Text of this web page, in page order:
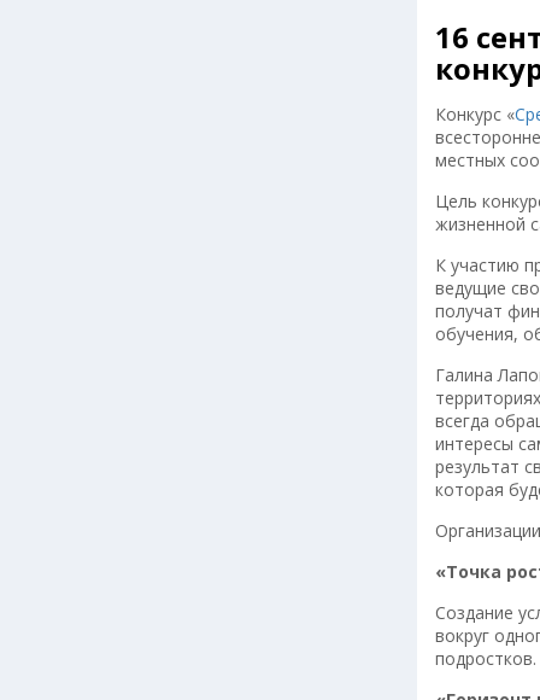
16
Конкурс «
местных
Цель
жизненной
К участию
ведущие
получат
обучения,
Галина
всегда
интересы
результат
которая
«Точка
Создание
вокруг
подростков.